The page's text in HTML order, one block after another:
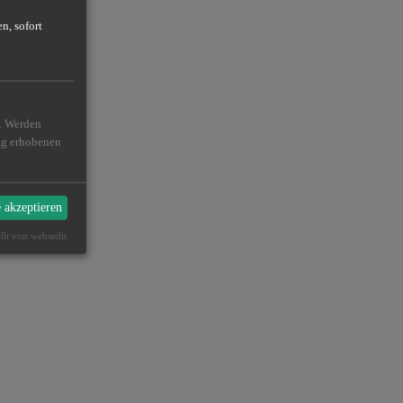
sofort
erhobenen
von websedit